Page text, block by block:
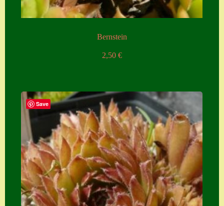
Bernstein
2,50 €
Save